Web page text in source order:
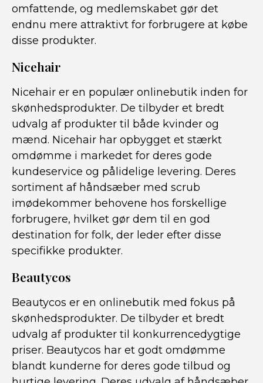
omfattende, og medlemskabet gør det
endnu mere attraktivt for forbrugere at købe
disse produkter.
Nicehair
Nicehair er en populær onlinebutik inden for
skønhedsprodukter. De tilbyder et bredt
udvalg af produkter til både kvinder og
mænd. Nicehair har opbygget et stærkt
omdømme i markedet for deres gode
kundeservice og pålidelige levering. Deres
sortiment af håndsæber med scrub
imødekommer behovene hos forskellige
forbrugere, hvilket gør dem til en god
destination for folk, der leder efter disse
specifikke produkter.
Beautycos
Beautycos er en onlinebutik med fokus på
skønhedsprodukter. De tilbyder et bredt
udvalg af produkter til konkurrencedygtige
priser. Beautycos har et godt omdømme
blandt kunderne for deres gode tilbud og